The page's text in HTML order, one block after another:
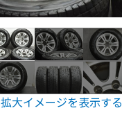
拡大イメージを表示する